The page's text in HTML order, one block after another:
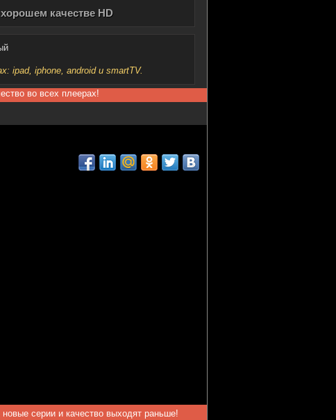
качестве HD
ipad, iphone, android и smartTV.
во всех плеерах!
серии и качество выходят раньше!